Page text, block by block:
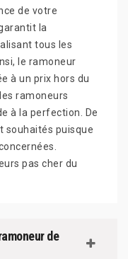
de votre
la
tous les
le ramoneur
à un prix hors du
ramoneurs
à la perfection. De
souhaités puisque
pas cher du
de